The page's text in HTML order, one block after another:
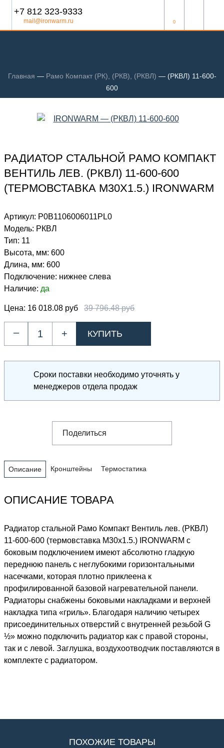
+7 812 323-9333
mail@ironwarm.ru 0
Главная — Рамо Компакт (РК), (РКВ), (РКВЛ) — (РКВЛ) 11-600-
600
РАДИАТОР СТАЛЬНОЙ РАМО КОМПАКТ
ВЕНТИЛЬ ЛЕВ. (РКВЛ) 11-600-600
(ТЕРМОВСТАВКА М30Х1.5.) IRONWARM
Артикул: Р0В1106006011PL0
Модель: РКВЛ
Тип: 11
Высота, мм: 600
Длина, мм: 600
Подключение: нижнее слева
Наличие: да
Цена: 16 018.08 руб 39 796.48 руб
– +
Сроки поставки необходимо уточнять у
менеджеров отдела продаж
Поделиться
Описание Кронштейны Термостатика
ОПИСАНИЕ ТОВАРА
Радиатор стальной Рамо Компакт Вентиль лев. (РКВЛ)
11-600-600 (термовставка М30х1.5.) IRONWARM с
боковым подключением имеют абсолютно гладкую
переднюю панель с неглубокими горизонтальными
насечками, которая плотно приклеена к
профилированной базовой нагревательной панели.
Радиаторы снабжены боковыми накладками и верхней
накладка типа «гриль». Благодаря наличию четырех
присоединительных отверстий с внутренней резьбой G
½» можно подключить радиатор как с правой стороны,
так и с левой. Заглушка, воздухоотводчик поставляются в
комплекте с радиатором.
ПОХОЖИЕ ТОВАРЫ